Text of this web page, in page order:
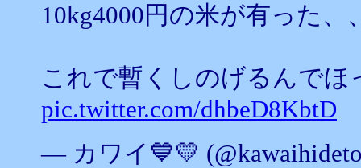
10kg4000円の米が有った、
これで暫くしのげるんでほ
pic.twitter.com/dhbeD8KbtD
— カワイ💙💛